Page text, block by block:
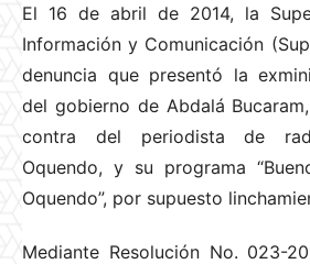
El 16 de abril de 2014, la
Información y Comunicación
denuncia que presentó la
del gobierno de Abdalá
contra del periodista de
Oquendo, y su programa
Oquendo”, por supuesto
Mediante Resolución No. 023-